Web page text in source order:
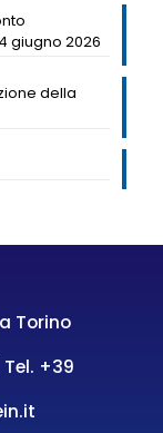
giugno 2026
della
Torino
+39